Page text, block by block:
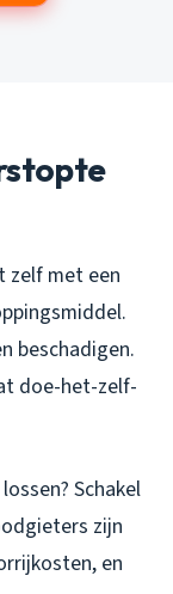
zelf met een
beschadigen.
doe-het-zelf-
Schakel
zijn
en